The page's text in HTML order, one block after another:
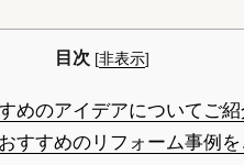
目次 [非表示]
めのアイデアについてご紹
すすめのリフォーム事例を